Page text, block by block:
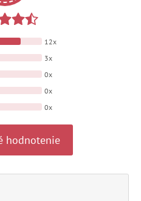
12x
3x
0x
0x
0x
hodnotenie